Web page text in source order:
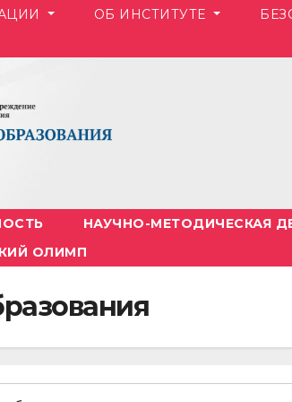
ОБ ИНСТИТУТЕ
НАУЧНО-МЕТОДИЧЕСКАЯ
ОЛИМП